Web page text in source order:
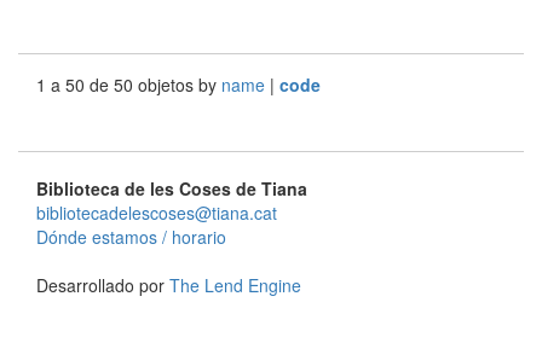
1 a 50 de 50 objetos by name | code
Biblioteca de les Coses de Tiana
bibliotecadelescoses@tiana.cat
Dónde estamos / horario
Desarrollado por The Lend Engine